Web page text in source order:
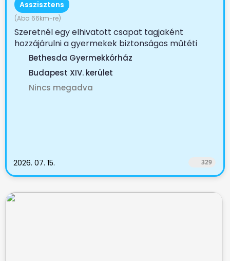
Asszisztens
(Aba 66km-re)
Szeretnél egy elhivatott csapat tagjaként
hozzájárulni a gyermekek biztonságos műtéti
ellátásához? A...
Bethesda Gyermekkórház
Budapest XIV. kerület
Nincs megadva
2026. 07. 15. 329